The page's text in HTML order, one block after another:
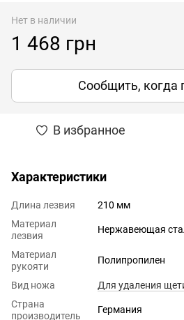
Нет в наличии
1 468 грн
Сообщить, когда
В избранное
Характеристики
Длина лезвия
210 мм
Материал
лезвия
Нержавеющая
Материал
рукояти
Полипропилен
Вид ножа
Для удаления
Страна
производитель
Германия